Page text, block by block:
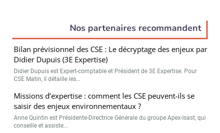
Nos partenaires recommandent
Bilan prévisionnel des CSE : Le décryptage des enjeux par
Didier Dupuis (3E Expertise)
Didier Dupuis est Expert-comptable et Président de 3E Expertise. Pour
CSE Matin, il détaille les...
Missions d’expertise : comment les CSE peuvent-ils se
saisir des enjeux environnementaux ?
Anne Quintin est Présidente-Directrice Générale du groupe Apex-Isast, qui
conseille et assiste...